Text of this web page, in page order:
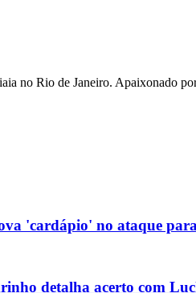
no Rio de Janeiro. Apaixonado
'cardápio' no ataque
detalha acerto com